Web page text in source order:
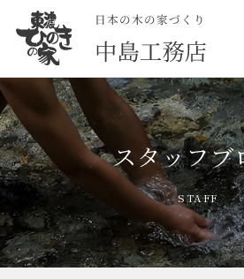
スタッフブ
STAFF